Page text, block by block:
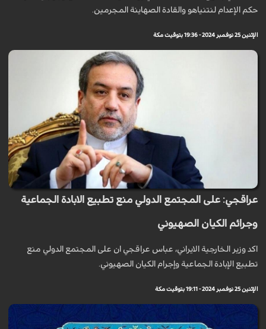
حكم الإعدام لنتنياهو والقادة الصهاينة المجرمين.
الإثنين 25 نوفمبر 2024 - 19:36 بتوقيت مكة
عراقجي: على المجتمع الدولي منع تطبيع الابادة الجماعية
وجرائم الكيان الصهيوني
اكد وزير الخارجية الايراني، عباس عراقجي ان على المجتمع الدولي منع
تطبيع الإبادة الجماعية وإجرام الكيان الصهيوني.
الإثنين 25 نوفمبر 2024 - 19:11 بتوقيت مكة